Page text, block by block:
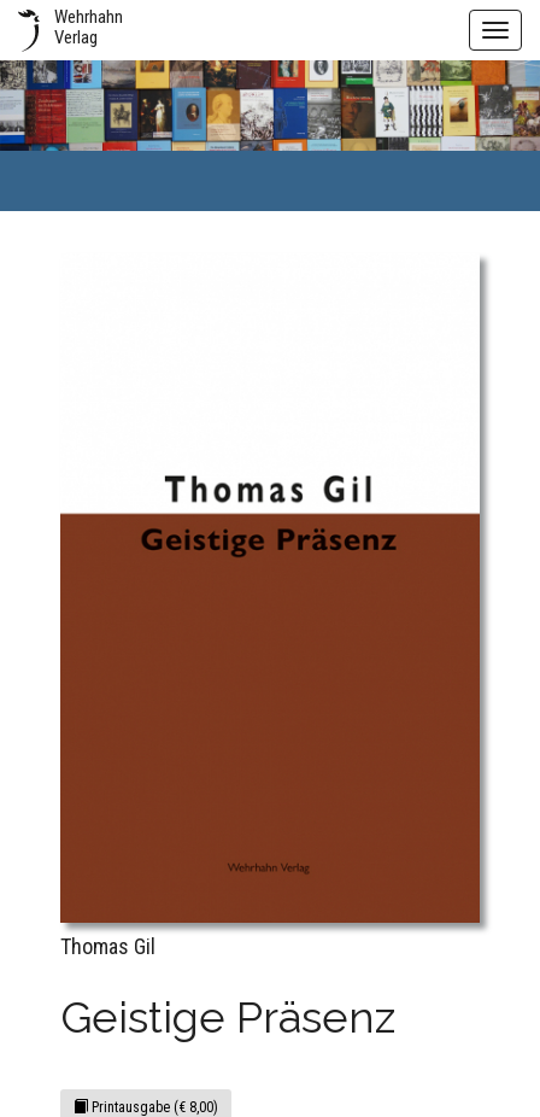
Wehrhahn
Verlag
Thomas Gil
Geistige Präsenz
Printausgabe (€ 8,00)